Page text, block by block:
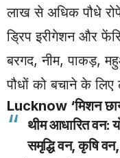
लाख से अधिक पौधे
ड्रिप इरीगेशन और
बरगद, नीम, पाकड़,
पौधों को बचाने के
Lucknow ‘मिशन
थीम आधारित वन:
समृद्धि वन, कृषि